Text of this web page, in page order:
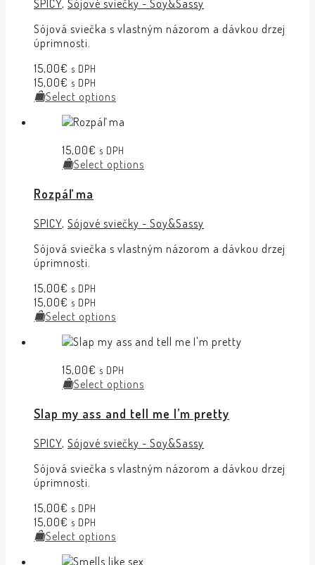
SPICY, Sójové sviečky - Soy&Sassy
Sójová sviečka s vlastným názorom a dávkou drzej
úprimnosti.
15,00€ s DPH
15,00€ s DPH
Select options
15,00€ s DPH
Select options
Rozpáľ ma
SPICY, Sójové sviečky - Soy&Sassy
Sójová sviečka s vlastným názorom a dávkou drzej
úprimnosti.
15,00€ s DPH
15,00€ s DPH
Select options
15,00€ s DPH
Select options
Slap my ass and tell me I’m pretty
SPICY, Sójové sviečky - Soy&Sassy
Sójová sviečka s vlastným názorom a dávkou drzej
úprimnosti.
15,00€ s DPH
15,00€ s DPH
Select options